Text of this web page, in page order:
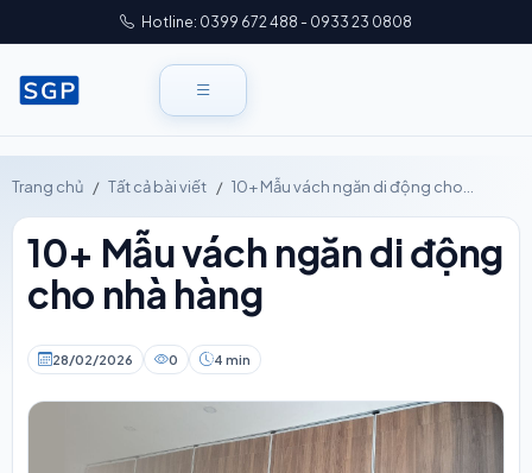
Hotline: 0399 672 488 - 0933 23 0808
Trang chủ Tất cả bài viết 10+ Mẫu vách ngăn di động cho...
10+ Mẫu vách ngăn di động
cho nhà hàng
28/02/2026 0 4 min